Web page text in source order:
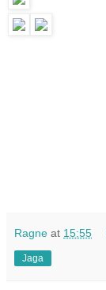
Ragne at 15:55
Jaga